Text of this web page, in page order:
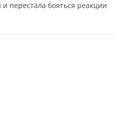
перестала бояться реакции